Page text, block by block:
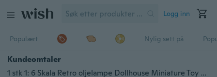
Logg inn
Populært Nylig sett på
Kundeomtaler
1 stk 1: 6 Skala Retro oljelampe Dollhouse Miniature Toy Doll Food Kitchen stue Tilbehør